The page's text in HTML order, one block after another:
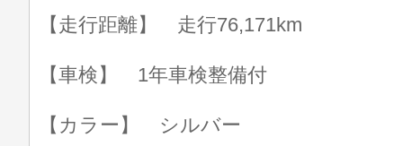
【走行距離】 走行76,171km
【車検】 1年車検整備付
【カラー】 シルバー